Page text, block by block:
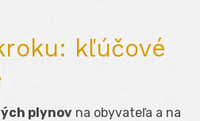
kľúčové
plynov na obyvateľa a na